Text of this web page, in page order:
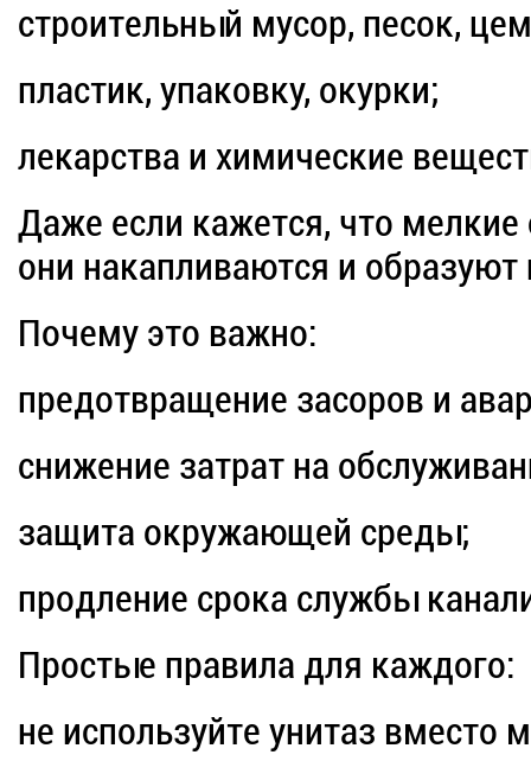
строительный мусор, песок,
пластик, упаковку, окурки;
лекарства и химические
Даже если кажется, что
они накапливаются и
Почему это важно:
предотвращение засоров и
снижение затрат на
защита окружающей среды;
продление срока службы
Простые правила для каждого:
не используйте унитаз вместо